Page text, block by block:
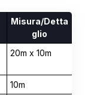
Misura/Detta
glio
20m x 10m
10m